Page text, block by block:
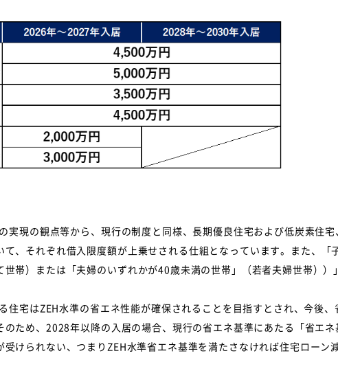
現の観点等から、現行の制度と同様、長期優良住宅および低炭素住宅
、それぞれ借入限度額が上乗せされる仕組となっています。また、「
帯）または「夫婦のいずれかが40歳未満の世帯」（若者夫婦世帯））
宅はZEH水準の省エネ性能が確保されることを目指すとされ、今後、
ため、2028年以降の入居の場合、現行の省エネ基準にあたる「省エ
けられない、つまりZEH水準省エネ基準を満たさなければ住宅ローン